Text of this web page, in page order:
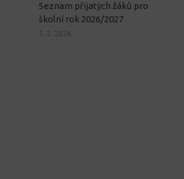
Seznam přijatých žáků pro
školní rok 2026/2027
5. 2. 2026